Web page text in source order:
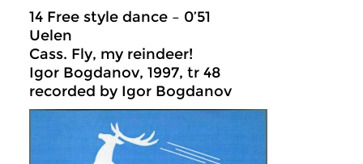
14 Free style dance – 0’51
Uelen
Cass. Fly, my reindeer!
Igor Bogdanov, 1997, tr 48
recorded by Igor Bogdanov